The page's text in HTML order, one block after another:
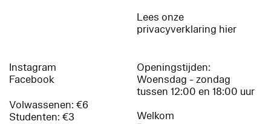
Lees onze
privacyverklaring hier
Instagram
Facebook
Volwassenen: €6
Studenten: €3
Openingstijden:
Woensdag - zondag
tussen 12:00 en 18:00 uur
Welkom